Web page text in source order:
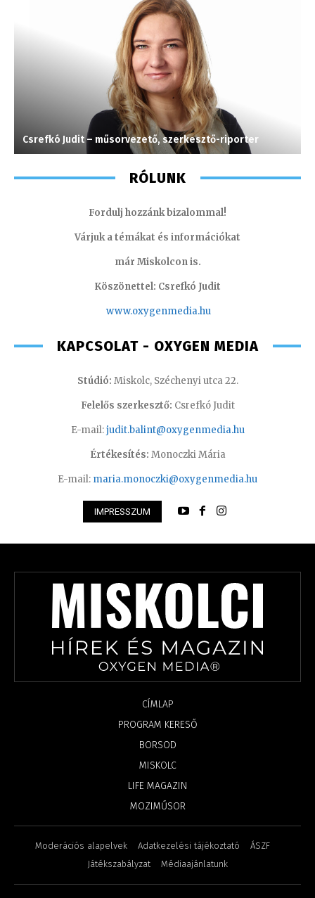
Csrefkó Judit – műsorvezető, szerkesztő-riporter
RÓLUNK
Fordulj hozzánk bizalommal!
Várjuk a témákat és információkat
már Miskolcon is.
Köszönettel: Csrefkó Judit
www.oxygenmedia.hu
KAPCSOLAT - OXYGEN MEDIA
Stúdió: Miskolc, Széchenyi utca 22.
Felelős szerkesztő: Csrefkó Judit
E-mail:judit.balint@oxygenmedia.hu
Értékesítés: Monoczki Mária
E-mail: maria.monoczki@oxygenmedia.hu
IMPRESSZUM
CÍMLAP
PROGRAM KERESŐ
BORSOD
MISKOLC
LIFE MAGAZIN
MOZIMŰSOR
Moderációs alapelvek Adatkezelési tájékoztató
ÁSZF
Játékszabályzat
Médiaajánlatunk